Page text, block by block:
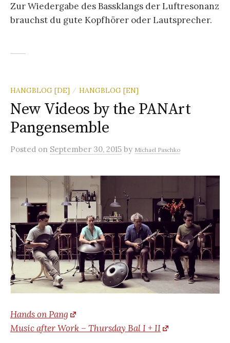
Zur Wiedergabe des Bassklangs der Luftresonanz
brauchst du gute Kopfhörer oder Lautsprecher.
HANGBLOG [DE] / HANGBLOG [EN]
New Videos by the PANArt
Pangensemble
Posted on September 30, 2015 by Michael Paschko
Hands on Pang
Music after Work – Thursday Bal I + II